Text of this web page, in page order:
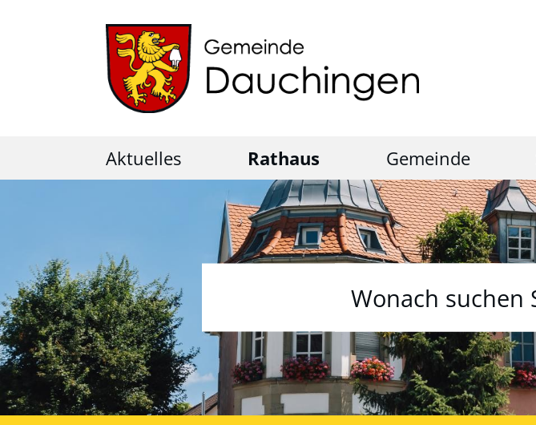
Aktuelles Rathaus Gemeinde